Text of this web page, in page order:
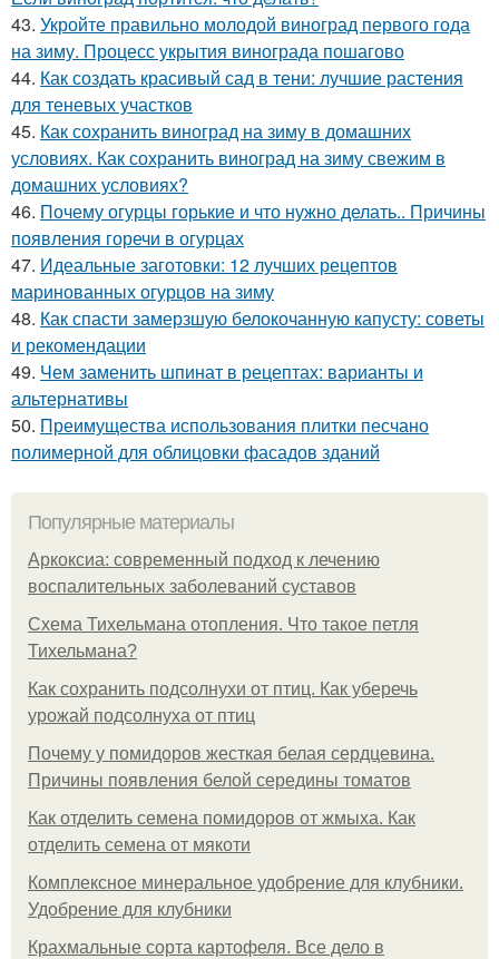
43. Укройте правильно молодой виноград первого года
на зиму. Процесс укрытия винограда пошагово
44. Как создать красивый сад в тени: лучшие растения
для теневых участков
45. Как сохранить виноград на зиму в домашних
условиях. Как сохранить виноград на зиму свежим в
домашних условиях?
46. Почему огурцы горькие и что нужно делать.. Причины
появления горечи в огурцах
47. Идеальные заготовки: 12 лучших рецептов
маринованных огурцов на зиму
48. Как спасти замерзшую белокочанную капусту: советы
и рекомендации
49. Чем заменить шпинат в рецептах: варианты и
альтернативы
50. Преимущества использования плитки песчано
полимерной для облицовки фасадов зданий
Популярные материалы
Аркоксиа: современный подход к лечению
воспалительных заболеваний суставов
Схема Тихельмана отопления. Что такое петля
Тихельмана?
Как сохранить подсолнухи от птиц. Как уберечь
урожай подсолнуха от птиц
Почему у помидоров жесткая белая сердцевина.
Причины появления белой середины томатов
Как отделить семена помидоров от жмыха. Как
отделить семена от мякоти
Комплексное минеральное удобрение для клубники.
Удобрение для клубники
Крахмальные сорта картофеля. Все дело в